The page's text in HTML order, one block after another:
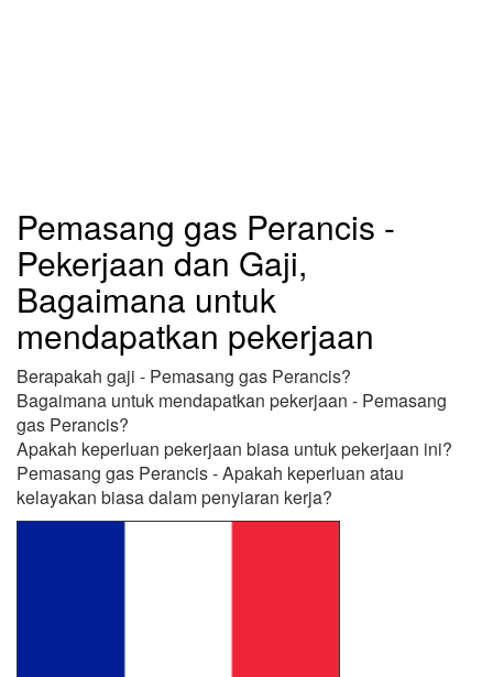
Pemasang gas Perancis -
Pekerjaan dan Gaji,
Bagaimana untuk
mendapatkan pekerjaan
Berapakah gaji - Pemasang gas Perancis?
Bagaimana untuk mendapatkan pekerjaan - Pemasang
gas Perancis?
Apakah keperluan pekerjaan biasa untuk pekerjaan ini?
Pemasang gas Perancis - Apakah keperluan atau
kelayakan biasa dalam penyiaran kerja?